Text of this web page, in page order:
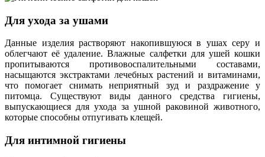
Для ухода за ушами
Данные изделия растворяют накопившуюся в ушах серу и
облегчают её удаление. Влажные салфетки для ушей кошки
пропитываются противовоспалительными составами,
насыщаются экстрактами лечебных растений и витаминами,
что помогает снимать неприятный зуд и раздражение у
питомца. Существуют виды данного средства гигиены,
выпускающиеся для ухода за ушной раковиной животного,
которые способны отпугивать клещей.
Для интимной гигиены